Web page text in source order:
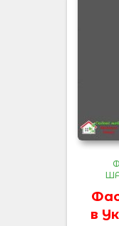
в